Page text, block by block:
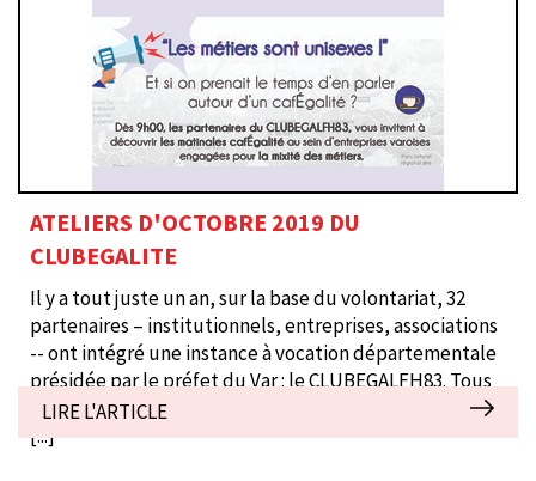
ATELIERS D'OCTOBRE 2019 DU
CLUBEGALITE
Il y a tout juste un an, sur la base du volontariat, 32
partenaires – institutionnels, entreprises, associations
-- ont intégré une instance à vocation départementale
présidée par le préfet du Var : le CLUBEGALFH83. Tous
et toutes sont convaincu.e.s qu’en se mobilisant, l’inte
[...]
LIRE L'ARTICLE